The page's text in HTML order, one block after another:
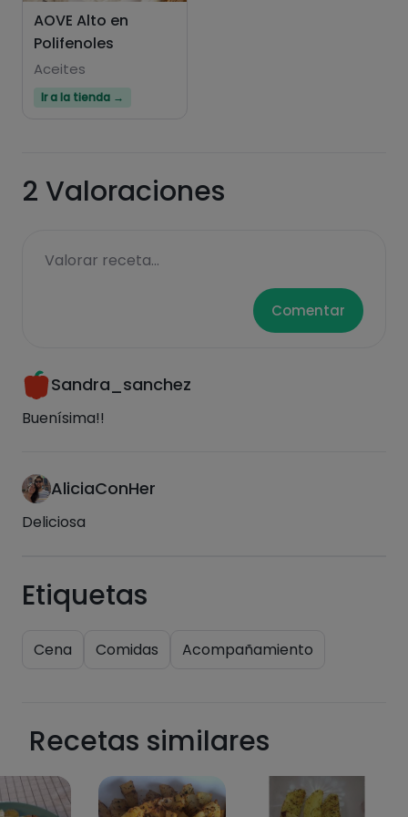
dentro 5min para que repose y ya estarán
listas para comer.
AOVE Alto en
Polifenoles
Aceites
Ir a la tienda →
2 Valoraciones
Valorar receta...
Comentar
Sandra_sanchez
Buenísima!!
AliciaConHer
Deliciosa
Etiquetas
Cena Comidas Acompañamiento
Recetas similares